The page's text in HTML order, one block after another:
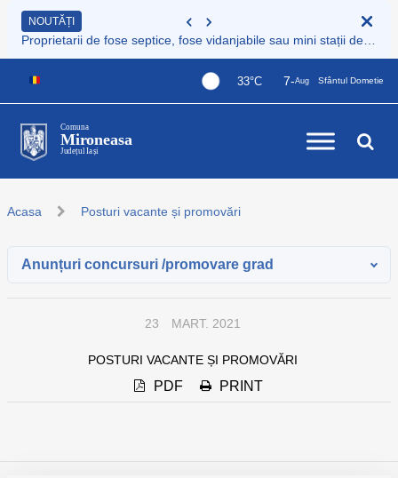
NOUTĂȚI
33°C 7-Aug Sfântul Dometie
Comuna
Mironeasa
Județul Iași
Acasa Posturi vacante și promovări
Anunțuri concursuri /promovare grad
23 MART. 2021
POSTURI VACANTE ȘI PROMOVĂRI
PDF PRINT